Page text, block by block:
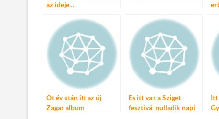
az ideje…
Öt év után itt az új
Zagar album
És itt van a Sziget
fesztivál nulladik napi
Itt